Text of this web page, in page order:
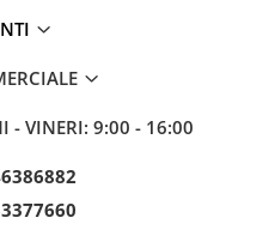
- VINERI: 9:00 - 16:00